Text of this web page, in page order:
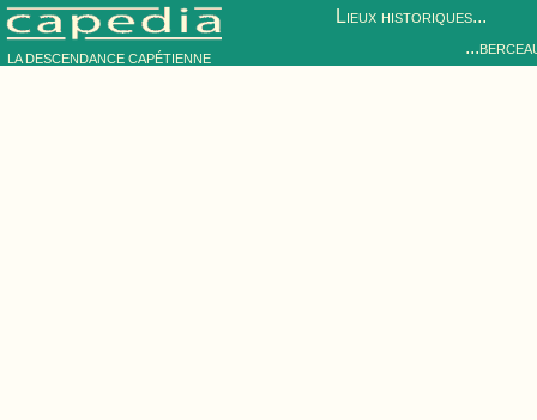
LA DESCENDANCE CAPÉTIENNE
Lieux historiques...